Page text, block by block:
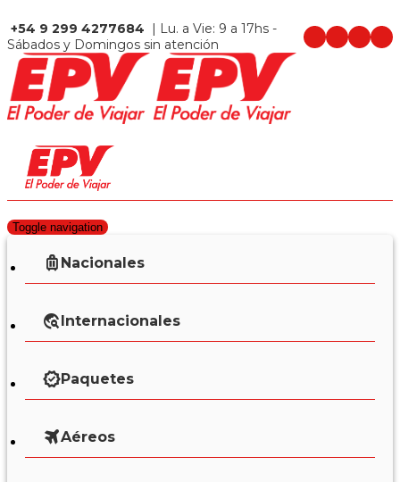
+54 9 299 4277684 | Lu. a Vie: 9 a 17hs -
Sábados y Domingos sin atención
Toggle navigation
Nacionales
Internacionales
Paquetes
Aéreos